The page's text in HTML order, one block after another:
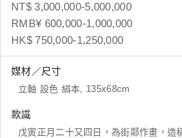
NT$ 3,000,000-5,000,000
RMB¥ 600,000-1,000,000
HK$ 750,000-1,250,000
媒材／尺寸
立軸 設色 絹本, 135x68cm
款識
戊寅正月二十又四日，為街鄰作畫，造